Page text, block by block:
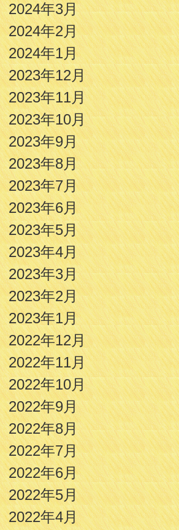
2024年3月
2024年2月
2024年1月
2023年12月
2023年11月
2023年10月
2023年9月
2023年8月
2023年7月
2023年6月
2023年5月
2023年4月
2023年3月
2023年2月
2023年1月
2022年12月
2022年11月
2022年10月
2022年9月
2022年8月
2022年7月
2022年6月
2022年5月
2022年4月